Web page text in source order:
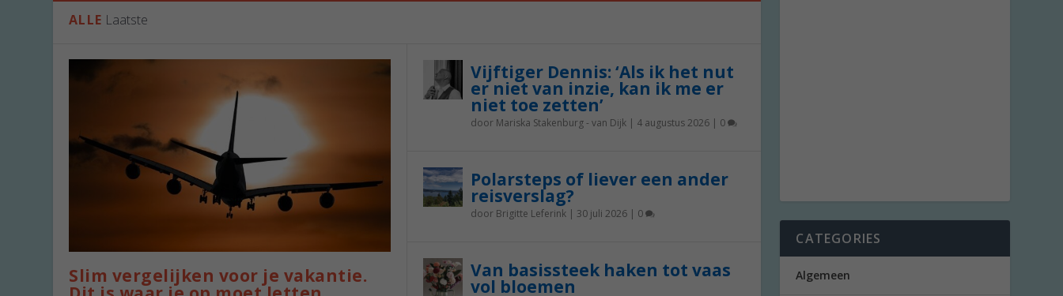
ALLE Laatste
Slim vergelijken voor je vakantie.
Vijftiger Dennis: ‘Als ik het nut
er niet van inzie, kan ik me er
niet toe zetten’
door Mariska Stakenburg - van Dijk| 4 augustus 2026| 0
Polarsteps of liever een ander
reisverslag?
door Brigitte Leferink| 30 juli 2026| 0
Van basissteek haken tot vaas
vol bloemen
CATEGORIES
Algemeen